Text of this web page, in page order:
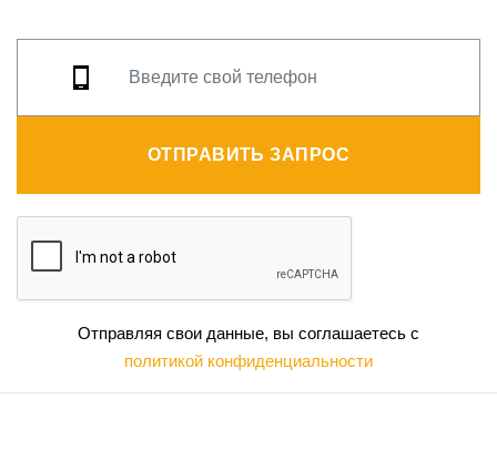
ОТПРАВИТЬ ЗАПРОС
Отправляя свои данные, вы соглашаетесь с
политикой конфиденциальности